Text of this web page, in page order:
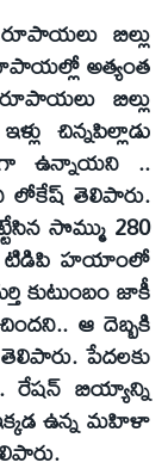
బిల్లు
అత్యంత
బిల్లు
చిన్నపిల్లాడు
ఉన్నాయని ..
లోకేష్ తెలిపారు.
సొమ్ము 280
టిడిపి హయాంలో
కుటుంబం జాకీ
ఆ దెబ్బకి
పేదలకు
రేషన్ బియ్యాన్ని
ఉన్న మహిళా